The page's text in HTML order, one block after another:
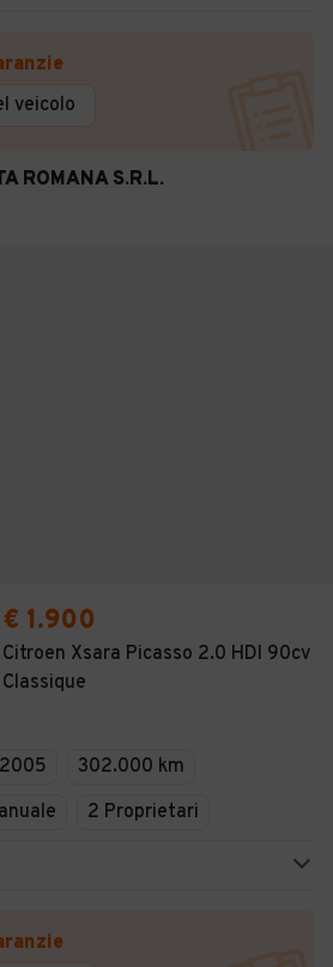
veicolo
ROMANA S.R.L.
€ 1.900
Citroen Xsara Picasso 2.0 HDI 90cv
Classique
302.000 km
2 Proprietari